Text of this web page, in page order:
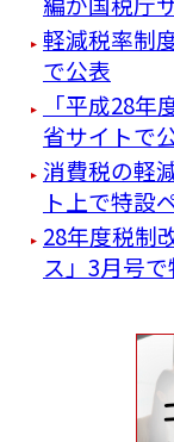
軽減税率制
で公表
「平成28
省サイトで
消費税の軽
ト上で特設
28年度税制
ス」3月号